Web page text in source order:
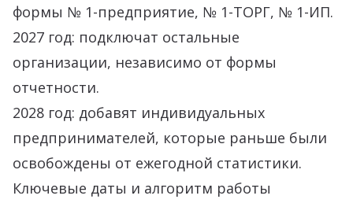
формы № 1-предприятие, № 1-ТОРГ, № 1-ИП.
2027 год: подключат остальные
организации, независимо от формы
отчетности.
2028 год: добавят индивидуальных
предпринимателей, которые раньше были
освобождены от ежегодной статистики.
Ключевые даты и алгоритм работы